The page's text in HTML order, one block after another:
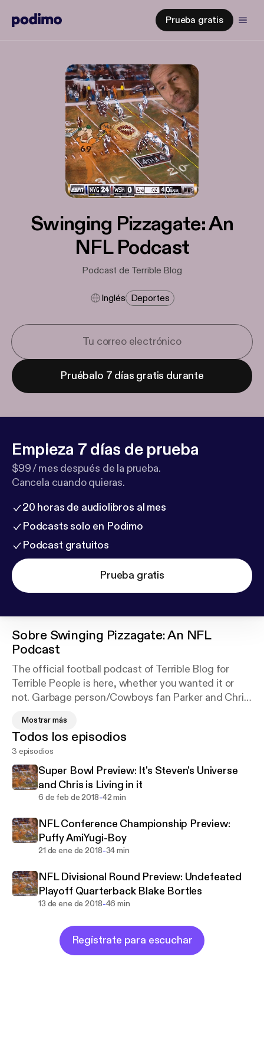
Prueba gratis
Swinging Pizzagate: An
NFL Podcast
Podcast de Terrible Blog
Inglés Deportes
Pruébalo 7 días gratis durante
Empieza 7 días de prueba
$99 / mes después de la prueba.
Cancela cuando quieras.
20 horas de audiolibros al mes
Podcasts solo en Podimo
Podcast gratuitos
Prueba gratis
Sobre Swinging Pizzagate: An NFL
Podcast
The official football podcast of Terrible Blog for
Terrible People is here, whether you wanted it or
not. Garbage person/Cowboys fan Parker and Chris,
New England Patriots, are firing up scorching takes
with bad opinions and even worse predictions.
Mostrar más
Todos los episodios
3 episodios
Super Bowl Preview: It's Steven's Universe
and Chris is Living in it
6 de feb de 2018-42 min
NFL Conference Championship Preview:
Puffy AmiYugi-Boy
21 de ene de 2018-34 min
NFL Divisional Round Preview: Undefeated
Playoff Quarterback Blake Bortles
13 de ene de 2018-46 min
Regístrate para escuchar